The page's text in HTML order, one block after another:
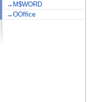
→M$WORD
→OOffice